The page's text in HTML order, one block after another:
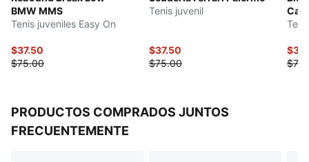
Forro: Textil
Suela: Bolsillos en costuras laterales
Detalles de las marcas Scuderia Ferrari y PUMA
BMW MMS
Tenis juveniles Easy On
$37.50
$75.00
Tenis juvenil
$37.50
$75.00
PRODUCTOS COMPRADOS JUNTOS
FRECUENTEMENTE